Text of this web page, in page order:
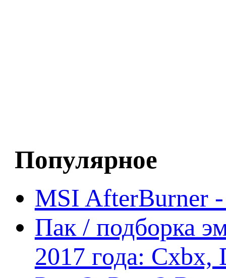
Популярное
MSI AfterBurner
Пак / подборка
2017 года: